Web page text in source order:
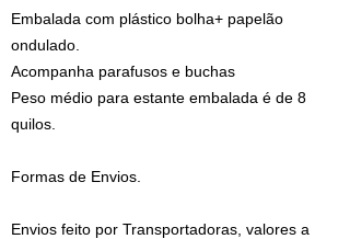
Embalada com plástico bolha+ papelão
ondulado.
Acompanha parafusos e buchas
Peso médio para estante embalada é de 8
quilos.
Formas de Envios.
Envios feito por Transportadoras, valores a